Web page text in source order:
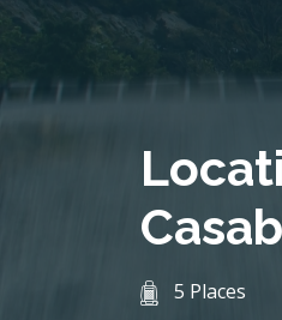
5 Places